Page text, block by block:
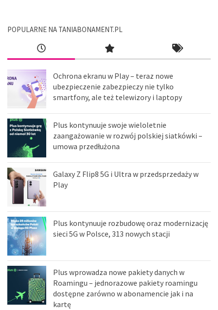
POPULARNE NA TANIABONAMENT.PL
Ochrona ekranu w Play – teraz nowe
ubezpieczenie zabezpieczy nie tylko
smartfony, ale też telewizory i laptopy
Plus kontynuuje swoje wieloletnie
zaangażowanie w rozwój polskiej siatkówki –
umowa przedłużona
Galaxy Z Flip8 5G i Ultra w przedsprzedaży w
Play
Plus kontynuuje rozbudowę oraz modernizację
sieci 5G w Polsce, 313 nowych stacji
Plus wprowadza nowe pakiety danych w
Roamingu – jednorazowe pakiety roamingu
dostępne zarówno w abonamencie jak i na
kartę